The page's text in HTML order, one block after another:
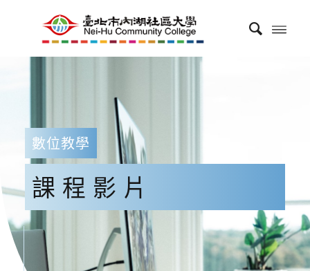
數位教學
課程影片